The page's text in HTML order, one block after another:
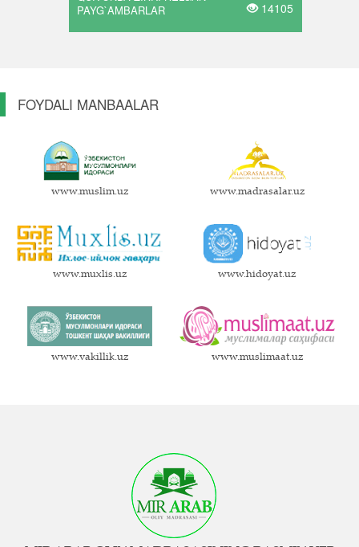
PAYG`AMBARLAR
14105
FOYDALI MANBAALAR
www.muslim.uz www.madrasalar.uz
www.muxlis.uz www.hidoyat.uz
www.vakillik.uz www.muslimaat.uz